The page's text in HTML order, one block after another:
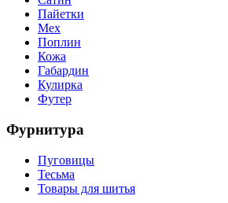
Пайетки
Мех
Поплин
Кожа
Габардин
Кулирка
Футер
Фурнитура
Пуговицы
Тесьма
Товары для шитья